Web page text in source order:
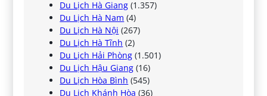
Du Lịch Hà Giang (1.357)
Du Lịch Hà Nam (4)
Du Lịch Hà Nội (267)
Du Lịch Hà Tĩnh (2)
Du Lịch Hải Phòng (1.501)
Du Lịch Hậu Giang (16)
Du Lịch Hòa Bình (545)
Du Lịch Khánh Hòa (36)